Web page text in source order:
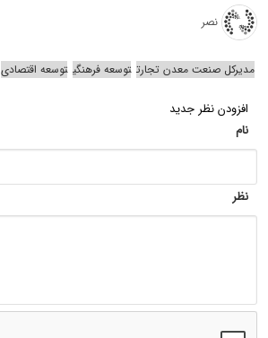
نصر
مدیرکل صنعت معدن تجارت توسعه فرهنگی توسعه اقتصادی
افزودن نظر جدید
نام
نظر